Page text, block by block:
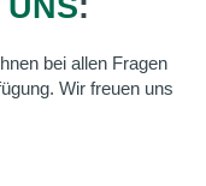
:
bei allen Fragen
Wir freuen uns